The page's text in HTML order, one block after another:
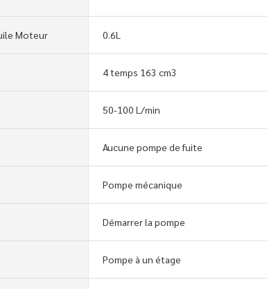
Moteur 0.6L
4 temps 163 cm3
50-100 L/min
Aucune pompe de fuite
Pompe mécanique
Démarrer la pompe
Pompe à un étage